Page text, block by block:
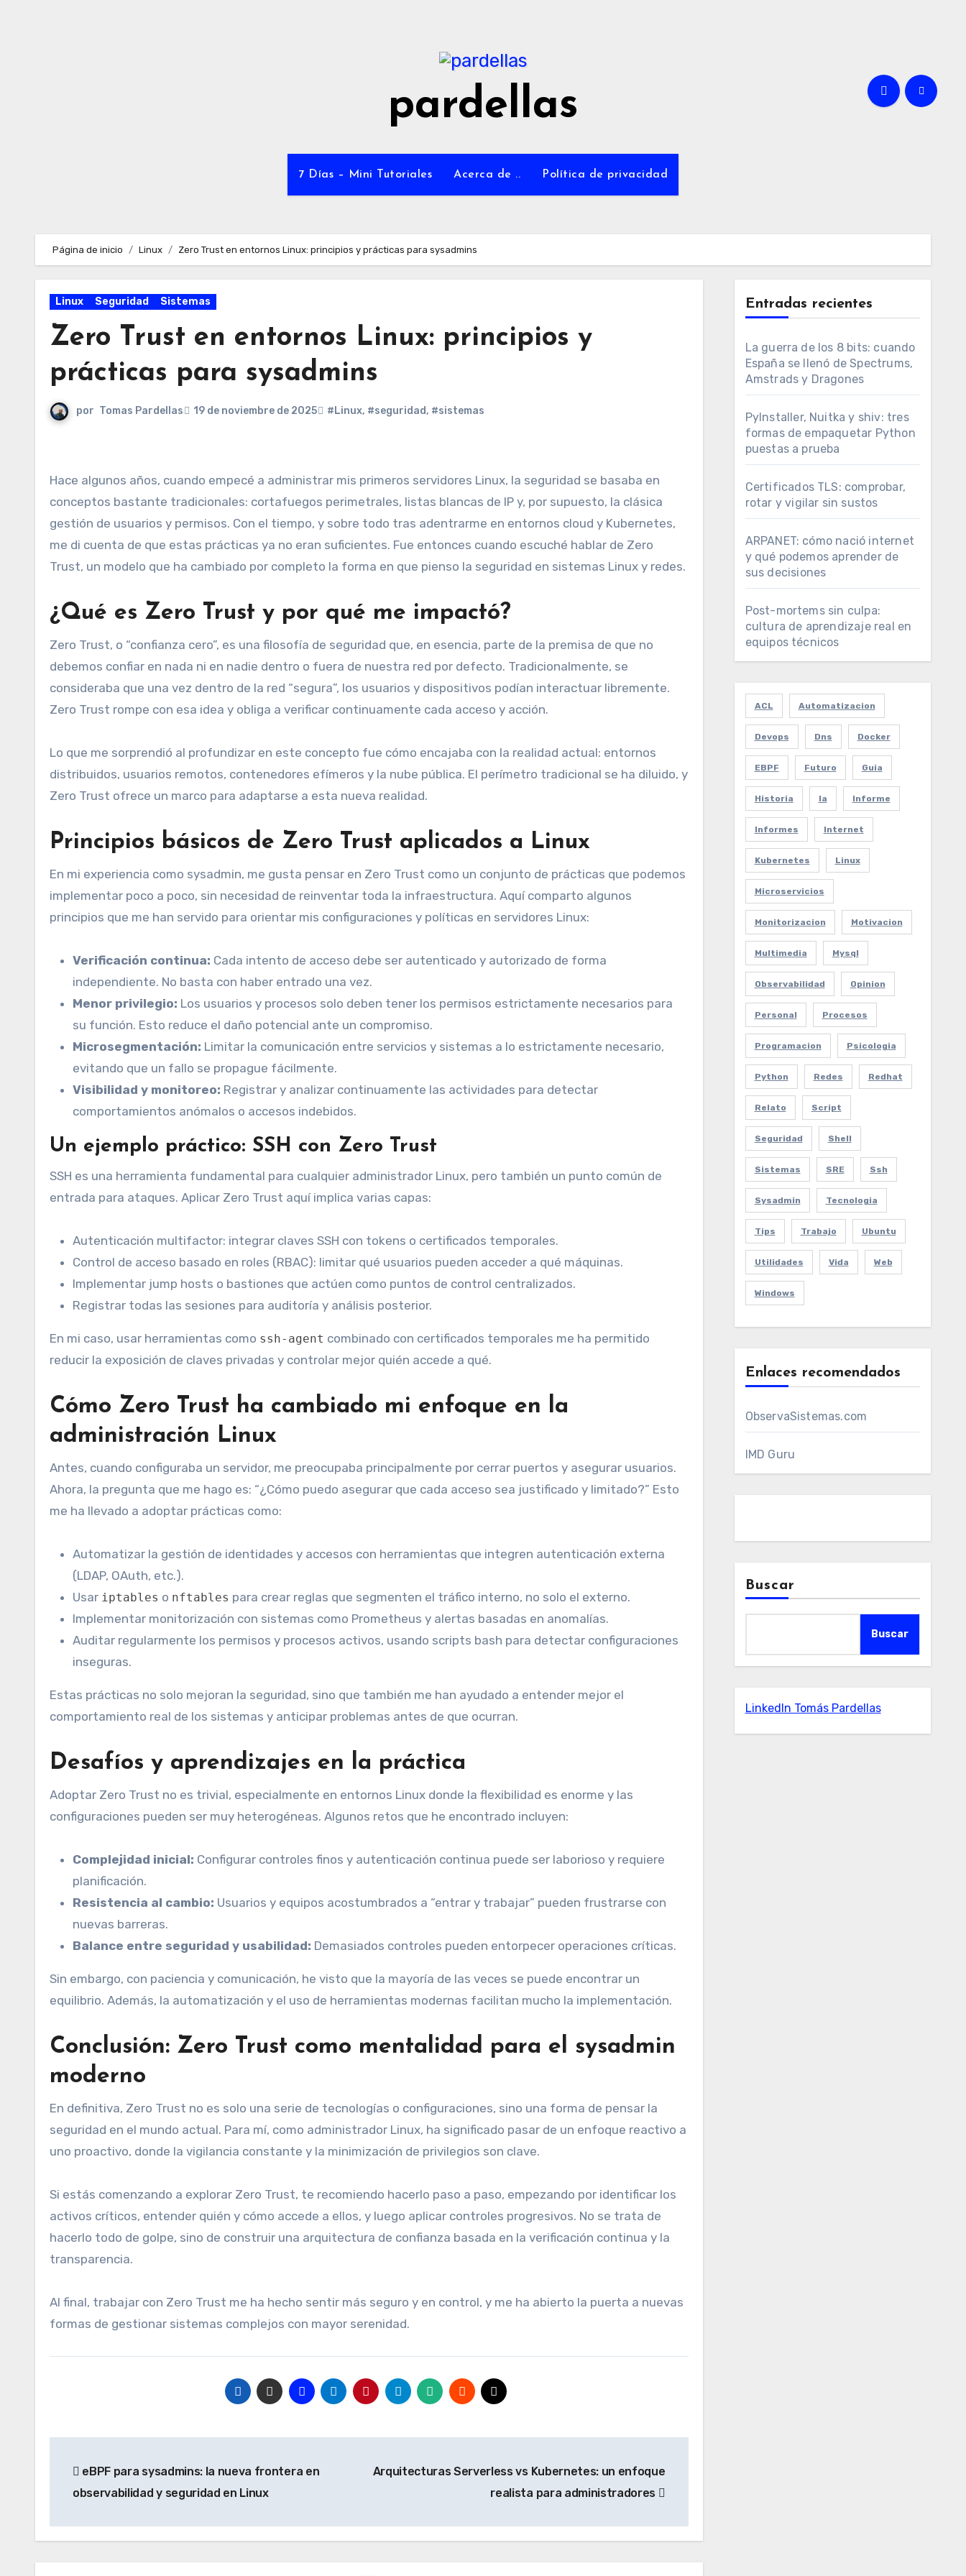
pardellas
7 Días – Mini Tutoriales Acerca de .. Política de privacidad
Página de inicio Linux Zero Trust en entornos Linux: principios y prácticas para sysadmins
Linux Seguridad Sistemas
Zero Trust en entornos Linux: principios y
prácticas para sysadmins
por Tomas Pardellas 19 de noviembre de 2025 #Linux, #seguridad, #sistemas
Hace algunos años, cuando empecé a administrar mis primeros servidores Linux, la seguridad se basaba en
conceptos bastante tradicionales: cortafuegos perimetrales, listas blancas de IP y, por supuesto, la clásica
gestión de usuarios y permisos. Con el tiempo, y sobre todo tras adentrarme en entornos cloud y Kubernetes,
me di cuenta de que estas prácticas ya no eran suficientes. Fue entonces cuando escuché hablar de Zero
Trust, un modelo que ha cambiado por completo la forma en que pienso la seguridad en sistemas Linux y redes.
¿Qué es Zero Trust y por qué me impactó?
Zero Trust, o “confianza cero”, es una filosofía de seguridad que, en esencia, parte de la premisa de que no
debemos confiar en nada ni en nadie dentro o fuera de nuestra red por defecto. Tradicionalmente, se
consideraba que una vez dentro de la red “segura”, los usuarios y dispositivos podían interactuar libremente.
Zero Trust rompe con esa idea y obliga a verificar continuamente cada acceso y acción.
Lo que me sorprendió al profundizar en este concepto fue cómo encajaba con la realidad actual: entornos
distribuidos, usuarios remotos, contenedores efímeros y la nube pública. El perímetro tradicional se ha diluido, y
Zero Trust ofrece un marco para adaptarse a esta nueva realidad.
Principios básicos de Zero Trust aplicados a Linux
En mi experiencia como sysadmin, me gusta pensar en Zero Trust como un conjunto de prácticas que podemos
implementar poco a poco, sin necesidad de reinventar toda la infraestructura. Aquí comparto algunos
principios que me han servido para orientar mis configuraciones y políticas en servidores Linux:
Verificación continua: Cada intento de acceso debe ser autenticado y autorizado de forma
independiente. No basta con haber entrado una vez.
Menor privilegio: Los usuarios y procesos solo deben tener los permisos estrictamente necesarios para
su función. Esto reduce el daño potencial ante un compromiso.
Microsegmentación: Limitar la comunicación entre servicios y sistemas a lo estrictamente necesario,
evitando que un fallo se propague fácilmente.
Visibilidad y monitoreo: Registrar y analizar continuamente las actividades para detectar
comportamientos anómalos o accesos indebidos.
Un ejemplo práctico: SSH con Zero Trust
SSH es una herramienta fundamental para cualquier administrador Linux, pero también un punto común de
entrada para ataques. Aplicar Zero Trust aquí implica varias capas:
Autenticación multifactor: integrar claves SSH con tokens o certificados temporales.
Control de acceso basado en roles (RBAC): limitar qué usuarios pueden acceder a qué máquinas.
Implementar jump hosts o bastiones que actúen como puntos de control centralizados.
Registrar todas las sesiones para auditoría y análisis posterior.
En mi caso, usar herramientas como ssh-agent combinado con certificados temporales me ha permitido
reducir la exposición de claves privadas y controlar mejor quién accede a qué.
Cómo Zero Trust ha cambiado mi enfoque en la
administración Linux
Antes, cuando configuraba un servidor, me preocupaba principalmente por cerrar puertos y asegurar usuarios.
Ahora, la pregunta que me hago es: “¿Cómo puedo asegurar que cada acceso sea justificado y limitado?” Esto
me ha llevado a adoptar prácticas como:
Automatizar la gestión de identidades y accesos con herramientas que integren autenticación externa
(LDAP, OAuth, etc.).
Usar iptables o nftables para crear reglas que segmenten el tráfico interno, no solo el externo.
Implementar monitorización con sistemas como Prometheus y alertas basadas en anomalías.
Auditar regularmente los permisos y procesos activos, usando scripts bash para detectar configuraciones
inseguras.
Estas prácticas no solo mejoran la seguridad, sino que también me han ayudado a entender mejor el
comportamiento real de los sistemas y anticipar problemas antes de que ocurran.
Desafíos y aprendizajes en la práctica
Adoptar Zero Trust no es trivial, especialmente en entornos Linux donde la flexibilidad es enorme y las
configuraciones pueden ser muy heterogéneas. Algunos retos que he encontrado incluyen:
Complejidad inicial: Configurar controles finos y autenticación continua puede ser laborioso y requiere
planificación.
Resistencia al cambio: Usuarios y equipos acostumbrados a “entrar y trabajar” pueden frustrarse con
nuevas barreras.
Balance entre seguridad y usabilidad: Demasiados controles pueden entorpecer operaciones críticas.
Sin embargo, con paciencia y comunicación, he visto que la mayoría de las veces se puede encontrar un
equilibrio. Además, la automatización y el uso de herramientas modernas facilitan mucho la implementación.
Conclusión: Zero Trust como mentalidad para el sysadmin
moderno
En definitiva, Zero Trust no es solo una serie de tecnologías o configuraciones, sino una forma de pensar la
seguridad en el mundo actual. Para mí, como administrador Linux, ha significado pasar de un enfoque reactivo a
uno proactivo, donde la vigilancia constante y la minimización de privilegios son clave.
Si estás comenzando a explorar Zero Trust, te recomiendo hacerlo paso a paso, empezando por identificar los
activos críticos, entender quién y cómo accede a ellos, y luego aplicar controles progresivos. No se trata de
hacerlo todo de golpe, sino de construir una arquitectura de confianza basada en la verificación continua y la
transparencia.
Al final, trabajar con Zero Trust me ha hecho sentir más seguro y en control, y me ha abierto la puerta a nuevas
formas de gestionar sistemas complejos con mayor serenidad.
de eBPF para sysadmins: la nueva frontera en
observabilidad y seguridad en Linux
Arquitecturas Serverless vs Kubernetes: un enfoque
realista para administradores
Entradas recientes
La guerra de los 8 bits: cuando
España se llenó de Spectrums,
Amstrads y Dragones
PyInstaller, Nuitka y shiv: tres
formas de empaquetar Python
puestas a prueba
Certificados TLS: comprobar,
rotar y vigilar sin sustos
ARPANET: cómo nació internet
y qué podemos aprender de
sus decisiones
Post-mortems sin culpa:
cultura de aprendizaje real en
equipos técnicos
ACL Automatizacion
Devops Dns Docker
EBPF Futuro Guia
Historia Ia Informe
Informes Internet
Kubernetes Linux
Microservicios
Monitorizacion Motivacion
Multimedia Mysql
Observabilidad Opinion
Personal Procesos
Programacion Psicologia
Python Redes Redhat
Relato Script
Seguridad Shell
Sistemas SRE Ssh
Sysadmin Tecnologia
Tips Trabajo Ubuntu
Utilidades Vida Web
Windows
Enlaces recomendados
ObservaSistemas.com
IMD Guru
Buscar
Buscar
LinkedIn Tomás Pardellas